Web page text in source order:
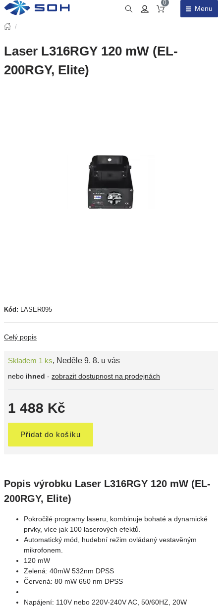
Obsah košíku
0
Menu
/
Laser L316RGY 120 mW (EL-
200RGY, Elite)
Kód: LASER095
Celý popis
Skladem 1 ks, Neděle 9. 8. u vás
nebo ihned - zobrazit dostupnost na prodejnách
1 488 Kč
Přidat do košíku
Popis výrobku Laser L316RGY 120 mW (EL-
200RGY, Elite)
Pokročilé programy laseru, kombinuje bohaté a dynamické
prvky, více jak 100 laserových efektů.
Automatický mód, hudební režim ovládaný vestavěným
mikrofonem.
120 mW
Zelená: 40mW 532nm DPSS
Červená: 80 mW 650 nm DPSS
Napájení: 110V nebo 220V-240V AC, 50/60HZ, 20W